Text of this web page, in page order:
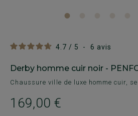
4.7 / 5 - 6 avis
Derby homme cuir noir -
Chaussure ville de luxe homme cuir,
169,00 €